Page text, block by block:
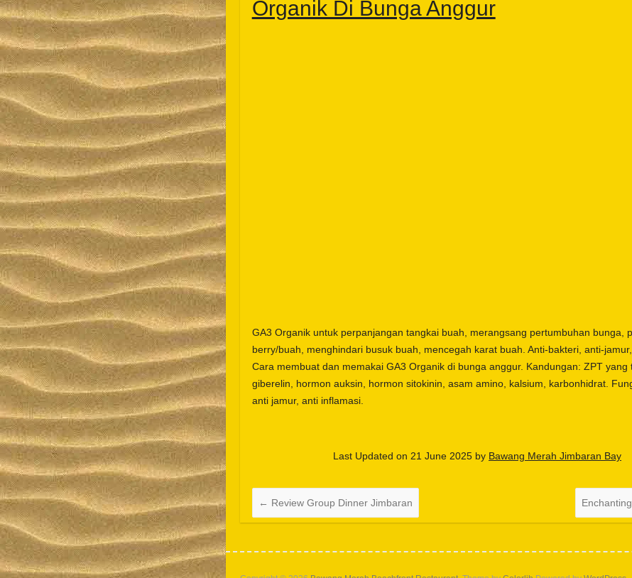
Organik Di Bunga Anggur
GA3 Organik untuk perpanjangan tangkai buah, merangsang pertumbuhan bunga,
berry/buah, menghindari busuk buah, mencegah karat buah. Anti-bakteri, anti-
Cara membuat dan memakai GA3 Organik di bunga anggur. Kandungan: ZPT yang
giberelin, hormon auksin, hormon sitokinin, asam amino, kalsium, karbonhidrat.
anti jamur, anti inflamasi.
Last Updated on 21 June 2025 by Bawang Merah Jimbaran Bay
← Review Group Dinner Jimbaran